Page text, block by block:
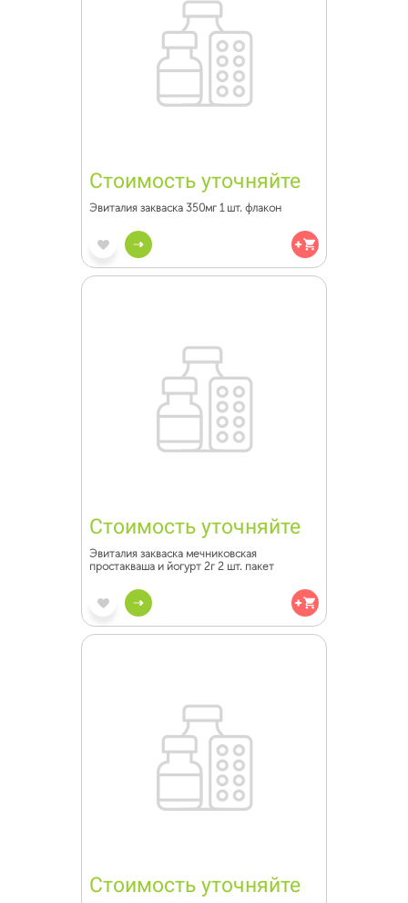
Стоимость уточняйте
Эвиталия закваска 350мг 1 шт. флакон
Стоимость уточняйте
Эвиталия закваска мечниковская
простакваша и йогурт 2г 2 шт. пакет
Стоимость уточняйте